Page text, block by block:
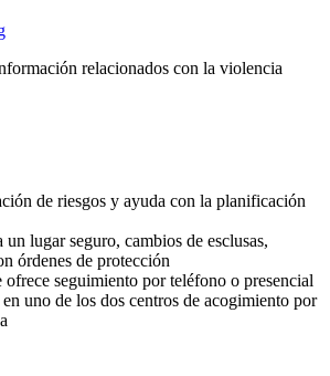
relacionados con la violencia
de riesgos y ayuda con la planificación
un lugar seguro, cambios de esclusas,
órdenes de protección
seguimiento por teléfono o presencial
uno de los dos centros de acogimiento por